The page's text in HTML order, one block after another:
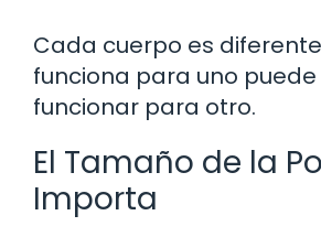
Cada cuerpo es
funciona para uno puede
funcionar para otro.
El Tamaño de la
Importa